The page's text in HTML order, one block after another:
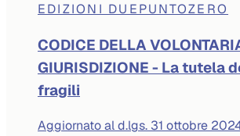
EDIZIONI DUEPUNTOZERO
CODICE DELLA
GIURISDIZIONE - La tutela
fragili
Aggiornato al d.lgs. 31 ottobre